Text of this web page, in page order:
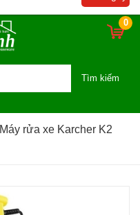
0
Tìm kiếm
Máy rửa xe Karcher K2